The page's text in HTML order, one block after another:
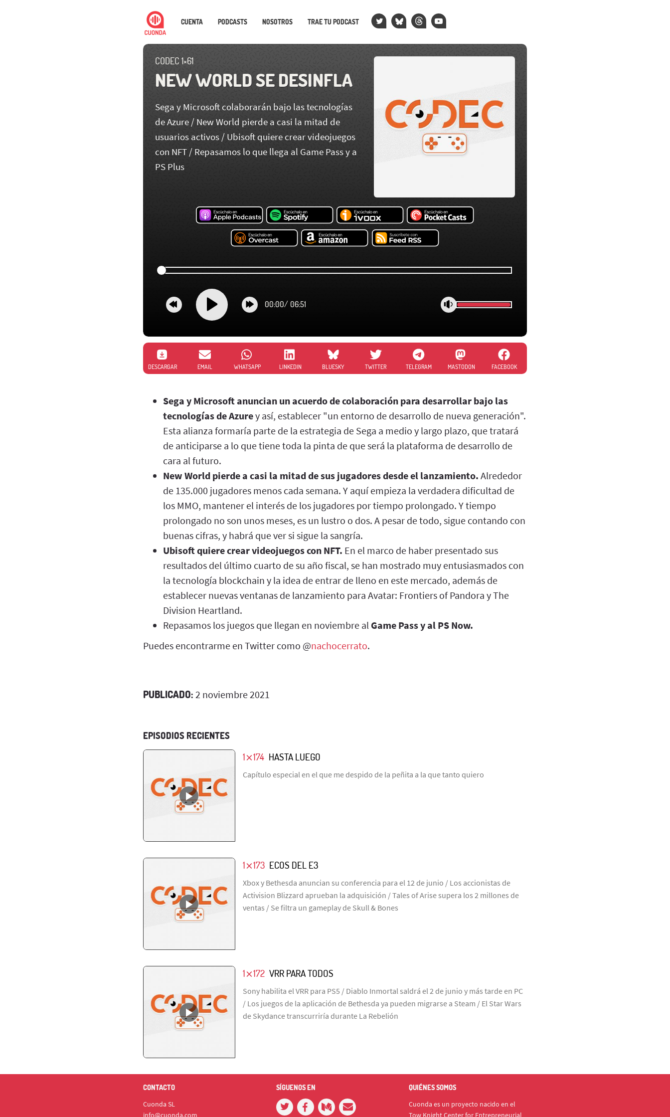
CUENTA PODCASTS NOSOTROS TRAE TU PODCAST
CODEC 1×61
NEW WORLD SE DESINFLA
Sega y Microsoft colaborarán bajo las tecnologías
de Azure / New World pierde a casi la mitad de
usuarios activos / Ubisoft quiere crear videojuegos
con NFT / Repasamos lo que llega al Game Pass y a
PS Plus
00:00/ 06:51
DESCARGAR EMAIL WHATSAPP LINKEDIN BLUESKY TWITTER TELEGRAM MASTODON FACEBOOK
Sega y Microsoft anuncian un acuerdo de colaboración para desarrollar bajo las
tecnologías de Azurey así, establecer "un entorno de desarrollo de nueva generación".
Esta alianza formaría parte de la estrategia de Sega a medio y largo plazo, que tratará
de anticiparse a lo que tiene toda la pinta de que será la plataforma de desarrollo de
cara al futuro.
New World pierde a casi la mitad de sus jugadores desde el lanzamiento. Alrededor
de 135.000 jugadores menos cada semana. Y aquí empieza la verdadera dificultad de
los MMO, mantener el interés de los jugadores por tiempo prolongado. Y tiempo
prolongado no son unos meses, es un lustro o dos. A pesar de todo, sigue contando con
buenas cifras, y habrá que ver si sigue la sangría.
Ubisoft quiere crear videojuegos con NFT. En el marco de haber presentado sus
resultados del último cuarto de su año fiscal, se han mostrado muy entusiasmados con
la tecnología blockchain y la idea de entrar de lleno en este mercado, además de
establecer nuevas ventanas de lanzamiento para Avatar: Frontiers of Pandora y The
Division Heartland.
Repasamos los juegos que llegan en noviembre al Game Pass y al PS Now.
Puedes encontrarme en Twitter como @nachocerrato.
PUBLICADO: 2 noviembre 2021
EPISODIOS RECIENTES
1⨯174 HASTA LUEGO
Capítulo especial en el que me despido de la peñita a la que tanto quiero
1⨯173 ECOS DEL E3
Xbox y Bethesda anuncian su conferencia para el 12 de junio / Los accionistas de
Activision Blizzard aprueban la adquisición / Tales of Arise supera los 2 millones de
ventas / Se filtra un gameplay de Skull & Bones
1⨯172 VRR PARA TODOS
Sony habilita el VRR para PS5 / Diablo Inmortal saldrá el 2 de junio y más tarde en PC
/ Los juegos de la aplicación de Bethesda ya pueden migrarse a Steam / El Star Wars
de Skydance transcurriría durante La Rebelión
CONTACTO
Cuonda SL
info@cuonda.com
SÍGUENOS EN QUIÉNES SOMOS
Cuonda es un proyecto nacido en el
Tow Knight Center for Entrepreneurial